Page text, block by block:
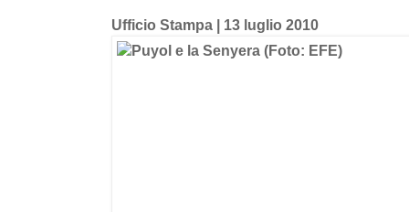
Ufficio Stampa | 13 luglio 2010